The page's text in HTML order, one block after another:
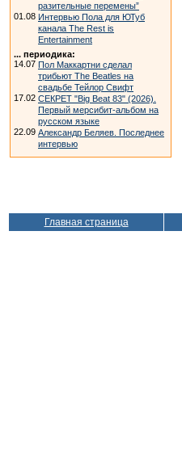
разительные перемены”
01.08 Интервью Пола для ЮТуб
канала The Rest is
Entertainment
... периодика:
14.07 Пол Маккартни сделал
трибьют The Beatles на
свадьбе Тейлор Свифт
17.02 СЕКРЕТ "Big Beat 83" (2026).
Первый мерсибит-альбом на
русском языке
22.09 Александр Беляев. Последнее
интервью
Главная страница